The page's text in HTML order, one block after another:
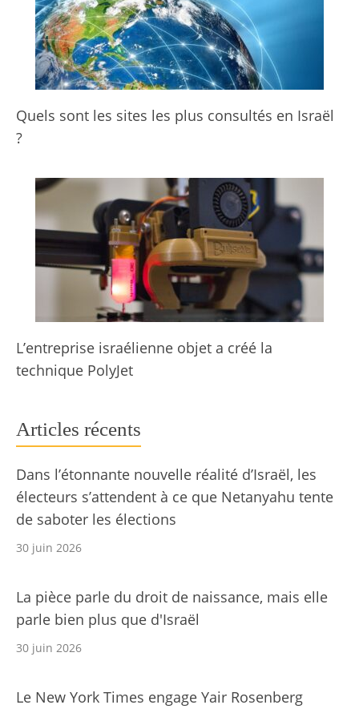
Quels sont les sites les plus consultés en Israël
?
L’entreprise israélienne objet a créé la
technique PolyJet
Articles récents
Dans l’étonnante nouvelle réalité d’Israël, les
électeurs s’attendent à ce que Netanyahu tente
de saboter les élections
30 juin 2026
La pièce parle du droit de naissance, mais elle
parle bien plus que d'Israël
30 juin 2026
Le New York Times engage Yair Rosenberg